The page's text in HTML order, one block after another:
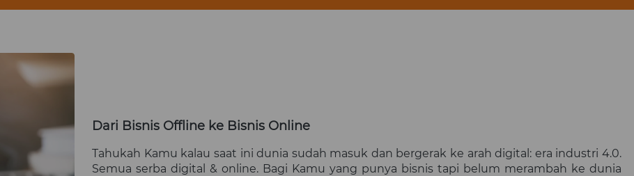
Dari Bisnis Offline ke Bisnis Online
Tahukah Kamu kalau saat ini dunia sudah masuk dan bergerak ke arah digital: era industri 4.0.
Semua serba digital & online. Bagi Kamu yang punya bisnis tapi belum merambah ke dunia